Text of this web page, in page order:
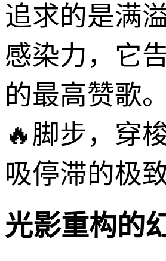
追求的是满
感染力，它
的最高赞歌
🔥脚步，穿
吸停滞的极
光影重构的